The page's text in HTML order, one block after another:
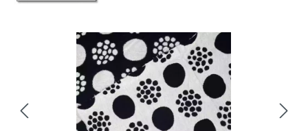
Bildergalerie überspringen